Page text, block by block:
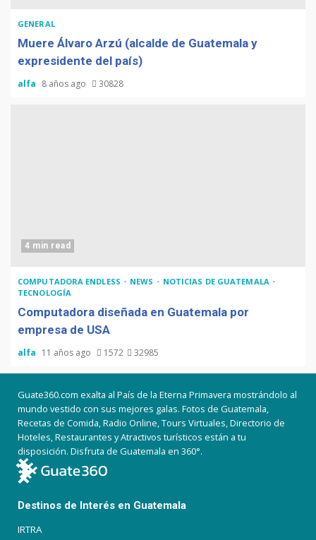
GENERAL
Muere Álvaro Arzú (alcalde de Guatemala y
expresidente del país)
alfa 8 años ago 30828
4 min read
COMPUTADORA ENDLESS NEWS
NOTICIAS DE GUATEMALA
TECNOLOGÍA
Computadora diseñada en Guatemala por
empresa de USA
alfa 11 años ago 1572 32985
Guate360.com exalta al País de la Eterna Primavera mostrándolo al
mundo vestido con sus mejores galas. Fotos de Guatemala,
Recetas de Comida, Radio Online, Tours Virtuales, Directorio de
Hoteles, Restaurantes y Atractivos turísticos están a tu
disposición. Disfruta de Guatemala en 360°.
Destinos de Interés en Guatemala
IRTRA